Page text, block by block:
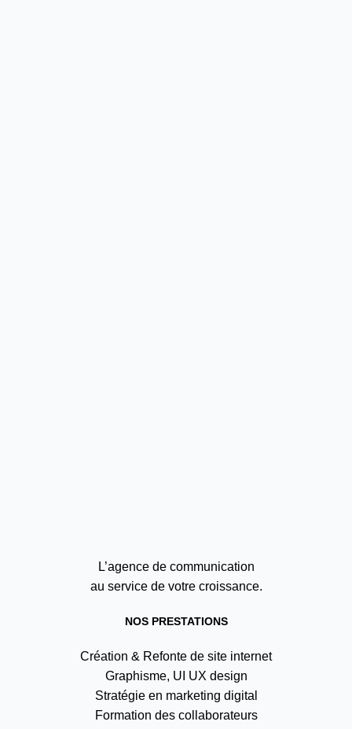
L’agence de communication
au service de votre croissance.
NOS PRESTATIONS
Création & Refonte de site internet
Graphisme, UI UX design
Stratégie en marketing digital
Formation des collaborateurs